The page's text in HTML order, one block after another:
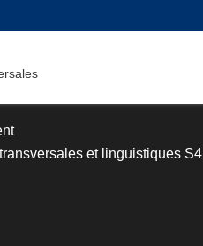
et linguistiques S4